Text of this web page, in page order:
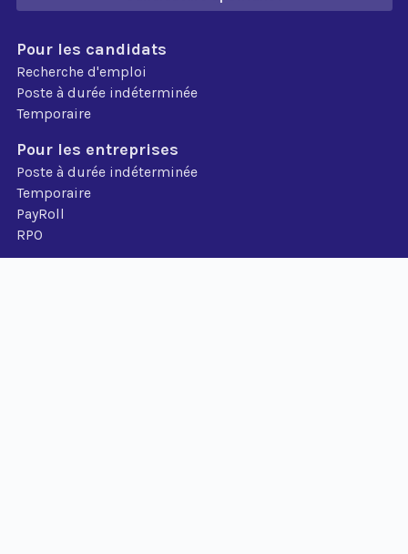
Pour les candidats
Recherche d'emploi
Poste à durée indéterminée
Temporaire
Pour les entreprises
Poste à durée indéterminée
Temporaire
PayRoll
RPO